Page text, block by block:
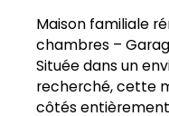
Maison familiale
chambres –
Située dans un
recherché, cette
côtés